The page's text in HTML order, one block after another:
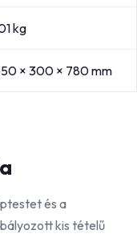
kg
× 300 × 780 mm
és a
kis tételű